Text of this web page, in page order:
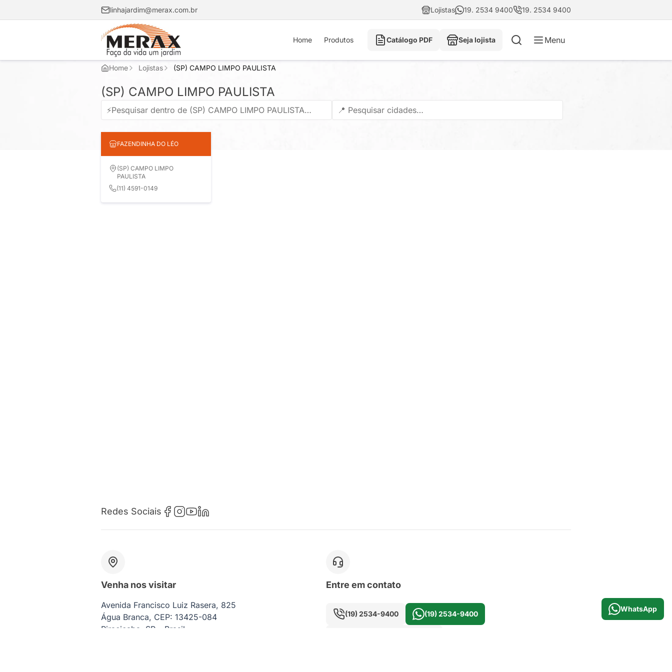
linhajardim@merax.com.br Lojistas 19. 2534 9400 19. 2534 9400
Home Produtos Catálogo PDF Seja lojista Menu
Home Lojistas (SP) CAMPO LIMPO PAULISTA
(SP) CAMPO LIMPO PAULISTA
FAZENDINHA DO LÉO
(SP) CAMPO LIMPO
PAULISTA
(11) 4591-0149
WhatsApp
Redes Sociais
Venha nos visitar
Avenida Francisco Luiz Rasera, 825
Água Branca, CEP: 13425-084
Piracicaba, SP – Brasil
Entre em contato
(19) 2534-9400 (19) 2534-9400